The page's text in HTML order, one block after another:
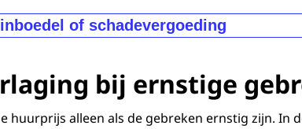
of schadevergoeding
geen uitspraak over schade aan uw
roerende zaken. Persoonlijke bezittingen
.
bij ernstige
huurprijs alleen als de gebreken ernstig zijn. In